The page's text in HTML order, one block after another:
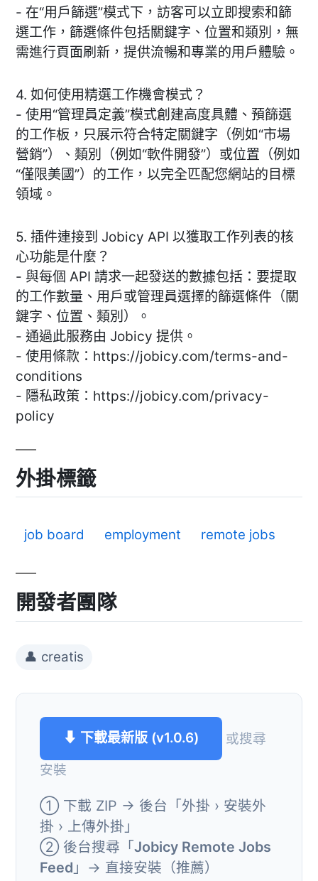
- 在“用戶篩選”模式下，訪客可以立即搜索和篩
選工作，篩選條件包括關鍵字、位置和類別，無
需進行頁面刷新，提供流暢和專業的用戶體驗。
4. 如何使用精選工作機會模式？
- 使用“管理員定義”模式創建高度具體、預篩選
的工作板，只展示符合特定關鍵字（例如“市場
營銷”）、類別（例如“軟件開發”）或位置（例如
“僅限美國”）的工作，以完全匹配您網站的目標
領域。
5. 插件連接到 Jobicy API 以獲取工作列表的核
心功能是什麼？
- 與每個 API 請求一起發送的數據包括：要提取
的工作數量、用戶或管理員選擇的篩選條件（關
鍵字、位置、類別）。
- 通過此服務由 Jobicy 提供。
- 使用條款：https://jobicy.com/terms-and-
conditions
- 隱私政策：https://jobicy.com/privacy-
policy
外掛標籤
job board employment remote jobs
開發者團隊
👤 creatis
⬇ 下載最新版 (v1.0.6)
或搜尋
安裝
① 下載 ZIP → 後台「外掛 › 安裝外
掛 › 上傳外掛」
② 後台搜尋「Jobicy Remote Jobs
Feed 」→ 直接安裝（推薦）